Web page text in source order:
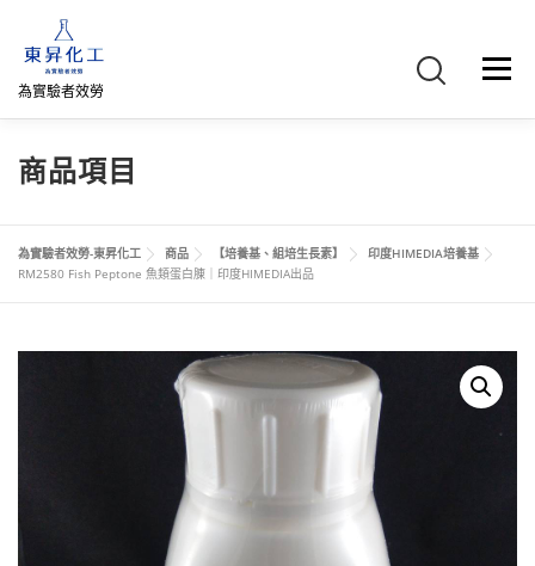
為實驗者效勞
選單
首頁 關於我們
網路商店 直購專區 詢價車、購物車/會員
商品項目
為實驗者效勞-東昇化工 商品 【培養基、組培生長素】
印度HIMEDIA培養基
RM2580 Fish Peptone 魚類蛋白腖｜印度HIMEDIA出品